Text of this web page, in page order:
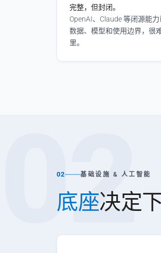
完整，但封闭。
OpenAI、Claude 等闭源能
数据、模型和使用边界，很
里。
02
02 基础设施 & 人工智能
底座决定